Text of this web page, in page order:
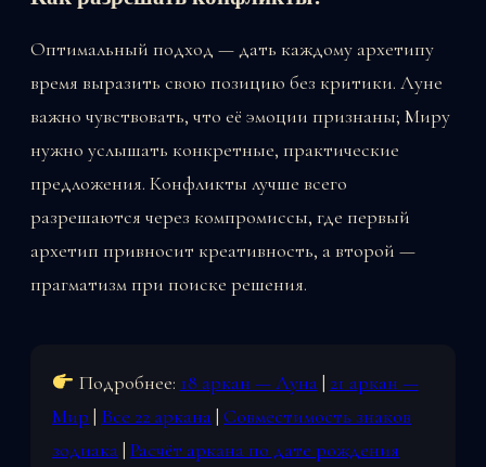
Оптимальный подход — дать каждому архетипу
время выразить свою позицию без критики. Луне
важно чувствовать, что её эмоции признаны; Миру
нужно услышать конкретные, практические
предложения. Конфликты лучше всего
разрешаются через компромиссы, где первый
архетип привносит креативность, а второй —
прагматизм при поиске решения.
Подробнее: 18 аркан — Луна| 21 аркан —
Мир | Все 22 аркана| Совместимость знаков
зодиака| Расчёт аркана по дате рождения